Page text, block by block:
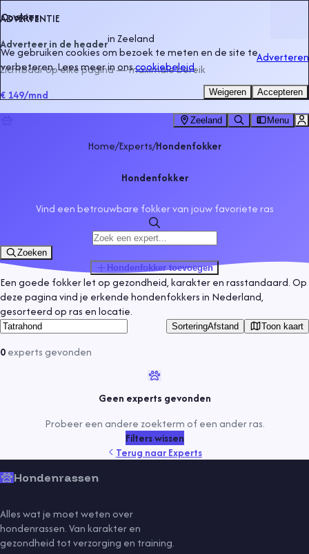
ADVERTENTIE
Adverteer in de headerinZeeland
Zichtbaar op elke pagina — maximale bereik
€ 149/mnd
Adverteren
Zeeland Menu
Home/Experts/Hondenfokker
Hondenfokker
Vind een betrouwbare fokker van jouw favoriete ras
Zoeken
Hondenfokkertoevoegen
Een goede fokker let op gezondheid, karakter en rasstandaard. Op
deze pagina vind je erkende hondenfokkers in Nederland,
gesorteerd op ras en locatie.
SorteringAfstand Toon kaart
0experts gevonden
Geen experts gevonden
Probeer een andere zoekterm of een ander ras.
Filters wissen
Terug naarExperts
Hondenrassen
Alles wat je moet weten over
hondenrassen. Van karakter en
gezondheid tot verzorging en training.
Cookies
We gebruiken cookies om bezoek te meten en de site te
verbeteren. Lees meer in onscookiebeleid.
Weigeren Accepteren